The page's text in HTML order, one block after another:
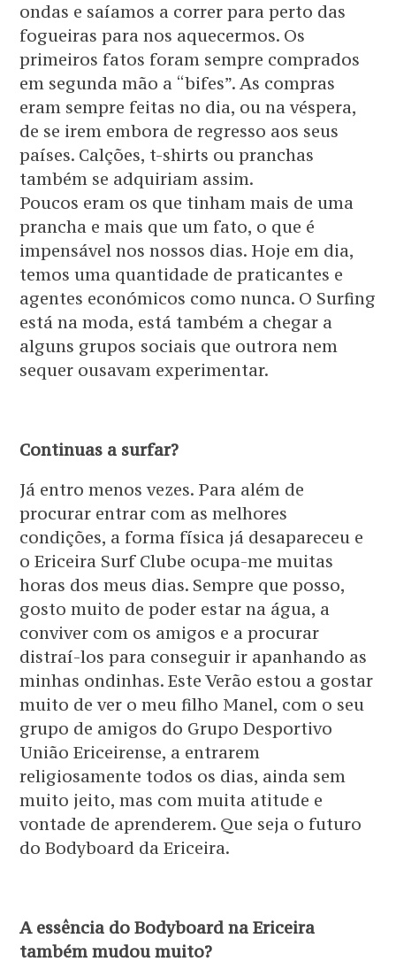
ondas e saíamos a correr para perto das
fogueiras para nos aquecermos. Os
primeiros fatos foram sempre comprados
em segunda mão a “bifes”. As compras
eram sempre feitas no dia, ou na véspera,
de se irem embora de regresso aos seus
países. Calções, t-shirts ou pranchas
também se adquiriam assim.
Poucos eram os que tinham mais de uma
prancha e mais que um fato, o que é
impensável nos nossos dias. Hoje em dia,
temos uma quantidade de praticantes e
agentes económicos como nunca. O Surfing
está na moda, está também a chegar a
alguns grupos sociais que outrora nem
sequer ousavam experimentar.
Continuas a surfar?
Já entro menos vezes. Para além de
procurar entrar com as melhores
condições, a forma física já desapareceu e
o Ericeira Surf Clube ocupa-me muitas
horas dos meus dias. Sempre que posso,
gosto muito de poder estar na água, a
conviver com os amigos e a procurar
distraí-los para conseguir ir apanhando as
minhas ondinhas. Este Verão estou a gostar
muito de ver o meu filho Manel, com o seu
grupo de amigos do Grupo Desportivo
União Ericeirense, a entrarem
religiosamente todos os dias, ainda sem
muito jeito, mas com muita atitude e
vontade de aprenderem. Que seja o futuro
do Bodyboard da Ericeira.
A essência do Bodyboard na Ericeira
também mudou muito?